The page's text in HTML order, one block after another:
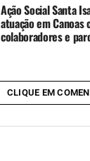
Ação Social Santa
atuação em Canoas
colaboradores e
CLIQUE EM